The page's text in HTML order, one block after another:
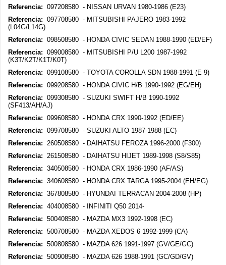
Referencia: 097208580 - NISSAN URVAN 1980-1986 (E23)
Referencia: 097708580 - MITSUBISHI PAJERO 1983-1992
(L04G/L14G)
Referencia: 098508580 - HONDA CIVIC SEDAN 1988-1990 (ED/EF)
Referencia: 099008580 - MITSUBISHI P/U L200 1987-1992
(K3T/K2T/K1T/K0T)
Referencia: 099108580 - TOYOTA COROLLA SDN 1988-1991 (E 9)
Referencia: 099208580 - HONDA CIVIC H/B 1990-1992 (EG/EH)
Referencia: 099308580 - SUZUKI SWIFT H/B 1990-1992
(SF413/AH/AJ)
Referencia: 099608580 - HONDA CRX 1990-1992 (ED/EE)
Referencia: 099708580 - SUZUKI ALTO 1987-1988 (EC)
Referencia: 260508580 - DAIHATSU FEROZA 1996-2000 (F300)
Referencia: 261508580 - DAIHATSU HIJET 1989-1998 (S8/S85)
Referencia: 340508580 - HONDA CRX 1986-1990 (AF/AS)
Referencia: 340608580 - HONDA CRX TARGA 1995-2004 (EH/EG)
Referencia: 367808580 - HYUNDAI TERRACAN 2004-2008 (HP)
Referencia: 404008580 - INFINITI Q50 2014-
Referencia: 500408580 - MAZDA MX3 1992-1998 (EC)
Referencia: 500708580 - MAZDA XEDOS 6 1992-1999 (CA)
Referencia: 500808580 - MAZDA 626 1991-1997 (GV/GE/GC)
Referencia: 500908580 - MAZDA 626 1988-1991 (GC/GD/GV)